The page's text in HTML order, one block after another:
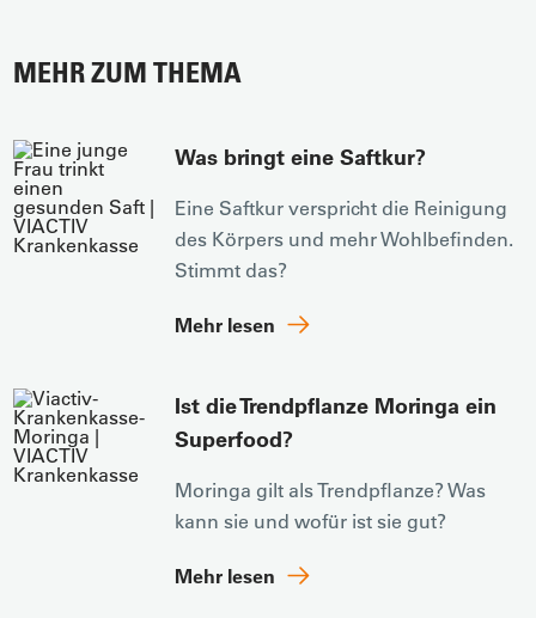
MEHR ZUM THEMA
Was bringt eine Saftkur?
Eine Saftkur verspricht die Reinigung
des Körpers und mehr Wohlbefinden.
Stimmt das?
Mehr lesen
Ist die Trendpflanze Moringa ein
Superfood?
Moringa gilt als Trendpflanze? Was
kann sie und wofür ist sie gut?
Mehr lesen